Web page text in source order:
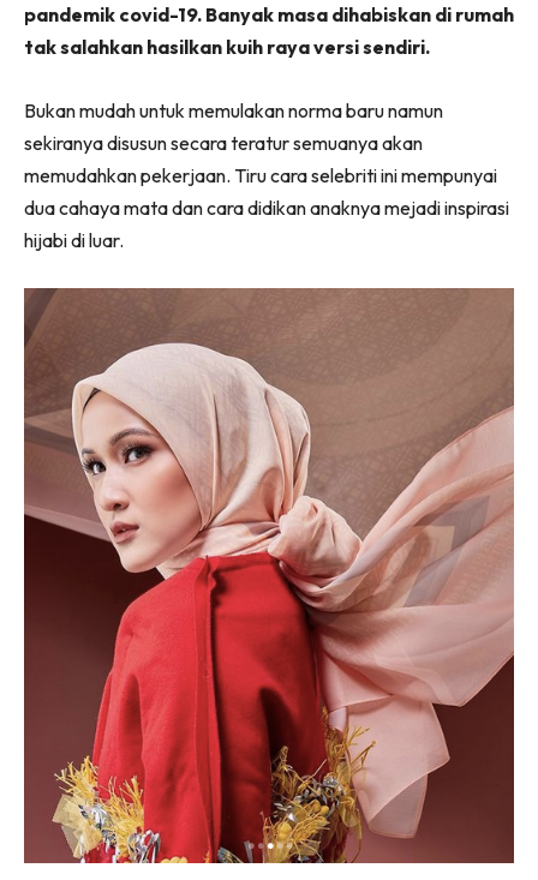
pandemik covid-19. Banyak masa dihabiskan di rumah
tak salahkan hasilkan kuih raya versi sendiri.
Bukan mudah untuk memulakan norma baru namun
sekiranya disusun secara teratur semuanya akan
memudahkan pekerjaan. Tiru cara selebriti ini mempunyai
dua cahaya mata dan cara didikan anaknya mejadi inspirasi
hijabi di luar.